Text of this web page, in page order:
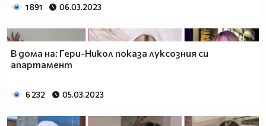
1 891 06.03.2023
В дома на: Гери-Никол показа луксозния си
апартамент
6 232 05.03.2023